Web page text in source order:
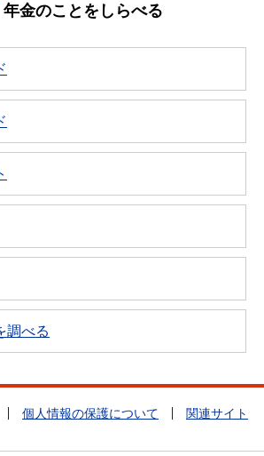
年金のことをしらべる
調べる
個人情報の保護について 関連サイト